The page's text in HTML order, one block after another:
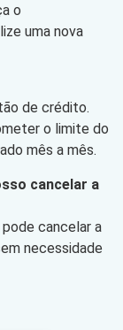
o
uma nova
de crédito.
o limite do
mês a mês.
cancelar a
cancelar a
necessidade